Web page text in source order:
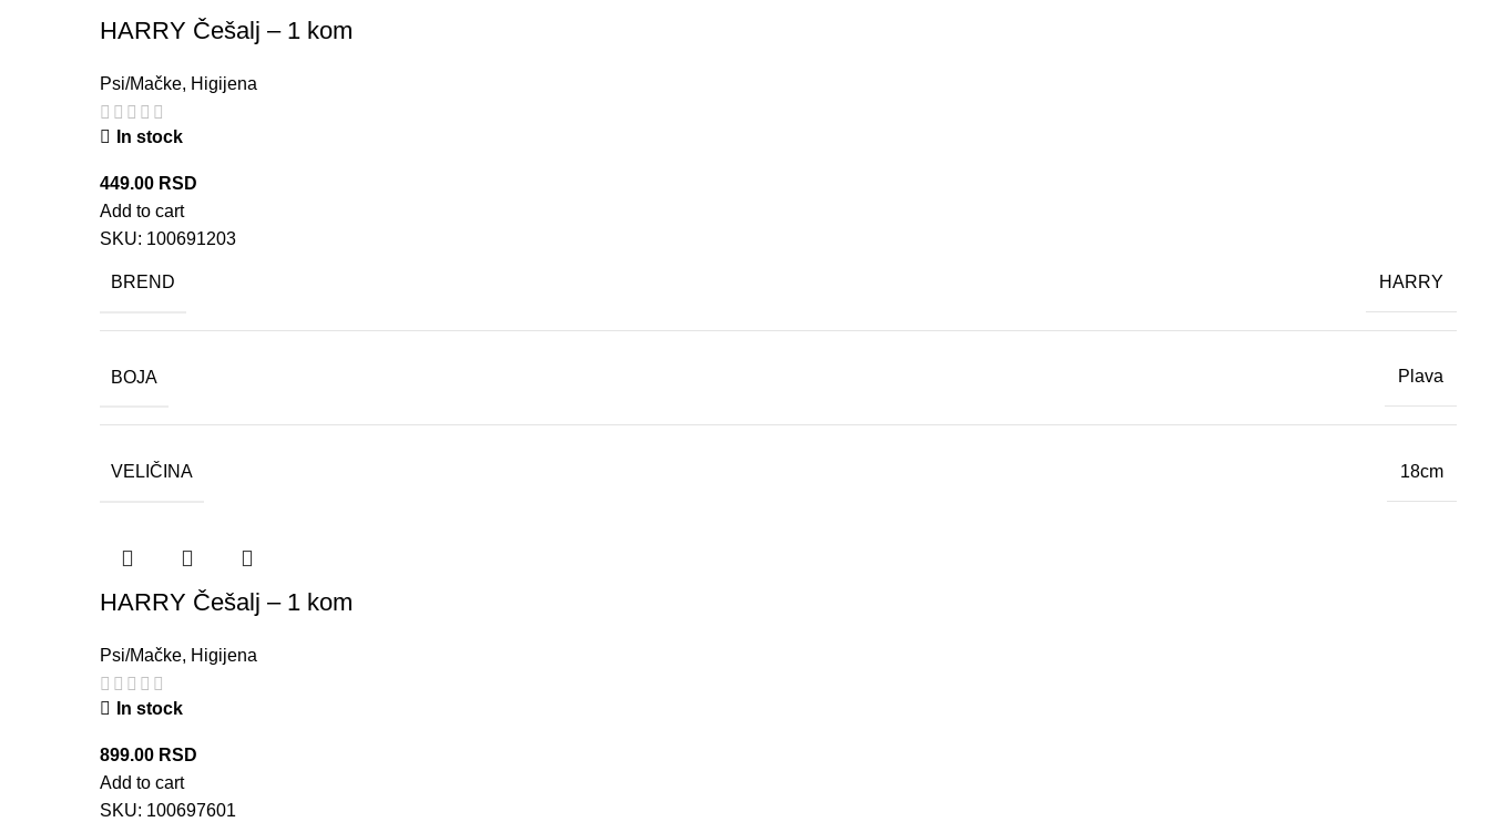
HARRY Češalj – 1 kom
Psi/Mačke, Higijena
In stock
449.00 RSD
Add to cart
SKU: 100691203
BREND HARRY
BOJA Plava
VELIČINA 18cm
HARRY Češalj – 1 kom
Psi/Mačke, Higijena
In stock
899.00 RSD
Add to cart
SKU: 100697601